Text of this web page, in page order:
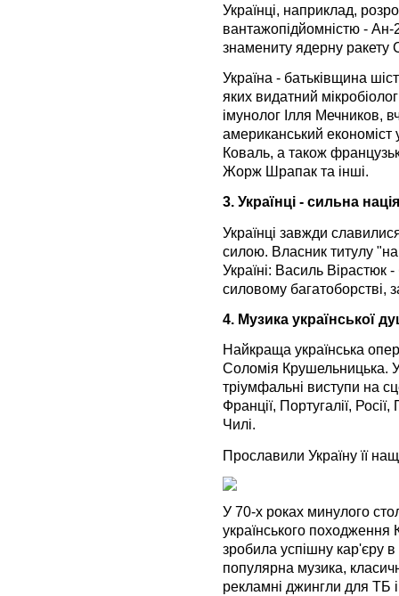
Українці, наприклад,
вантажопідйомністю - Ан-
знамениту ядерну ракету
Україна - батьківщина
яких видатний
імунолог Ілля Мечников,
американський
Коваль, а також
Жорж Шрапак та інші.
3. Українці - сильна нація
Українці завжди
силою. Власник титулу
Україні: Василь Вірастюк
силовому багатоборстві,
4. Музика української
Найкраща українська
Соломія Крушельницька. У
тріумфальні виступи на
Франції, Португалії,
Чилі.
Прославили Україну її
У 70-х роках минулого
українського
зробила успішну кар'єру
популярна музика,
рекламні джингли для ТБ